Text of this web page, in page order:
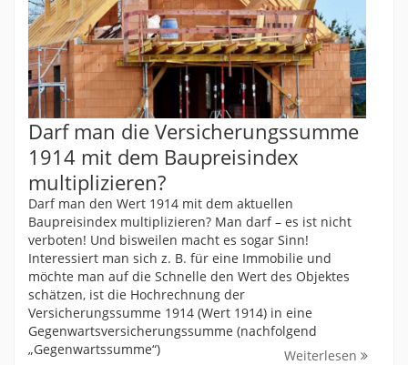
Darf man die Versicherungssumme
1914 mit dem Baupreisindex
multiplizieren?
Darf man den Wert 1914 mit dem aktuellen
Baupreisindex multiplizieren? Man darf – es ist nicht
verboten! Und bisweilen macht es sogar Sinn!
Interessiert man sich z. B. für eine Immobilie und
möchte man auf die Schnelle den Wert des Objektes
schätzen, ist die Hochrechnung der
Versicherungssumme 1914 (Wert 1914) in eine
Gegenwartsversicherungssumme (nachfolgend
„Gegenwartssumme“)
Weiterlesen